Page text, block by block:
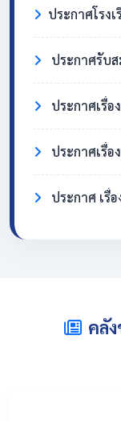
ประกาศโรงเรียนมัธยมตระการพืชผล
ประกาศรับสมัครบุคคลทั่
ประกาศเรื่อง รายชื่อผู้ผ่านการ
ประกาศเรื่อง รายชื่อผู้ผ่านก
ประกาศ เรื่อง ผู้มีสิทธิ์เข้ารับกา
คลั